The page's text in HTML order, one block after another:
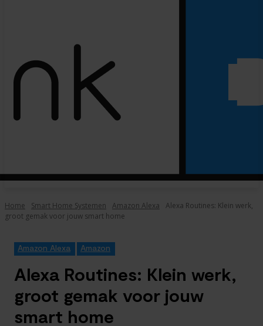
Home Smart Home Systemen Amazon Alexa
Alexa Routines: Klein werk,
groot gemak voor jouw smart home
Amazon Alexa Amazon
Alexa Routines: Klein werk,
groot gemak voor jouw
smart home